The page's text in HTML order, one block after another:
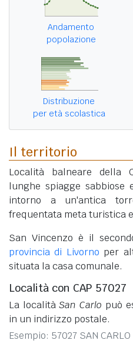
Andamento
popolazione
Distribuzione
per età scolastica
Il territorio
Località balneare della
lunghe spiagge
intorno a un'antica
frequentata meta turistica
San Vincenzo è il
provincia di Livorno per
situata la casa comunale.
Località con CAP 57027
La localitàSan Carlo può
in un indirizzo postale.
Esempio: 57027 SAN CARLO